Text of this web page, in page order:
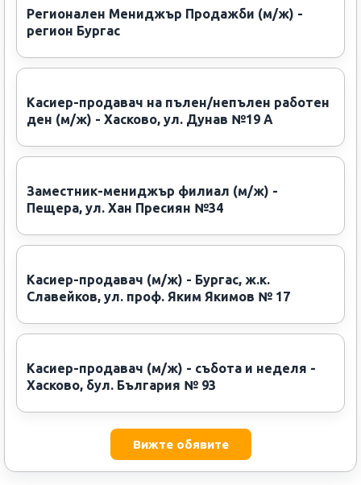
Регионален Мениджър Продажби (м/ж) -
регион Бургас
Касиер-продавач на пълен/непълен работен
ден (м/ж) - Хасково, ул. Дунав №19 А
Заместник-мениджър филиал (м/ж) -
Пещера, ул. Хан Пресиян №34
Касиер-продавач (м/ж) - Бургас, ж.к.
Славейков, ул. проф. Яким Якимов № 17
Касиер-продавач (м/ж) - събота и неделя -
Хасково, бул. България № 93
Вижте обявите